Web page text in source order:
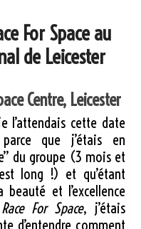
For Space au
de Leicester
Centre, Leicester
l’attendais cette date
que j’étais en
du groupe (3 mois et
long !) et qu’étant
beauté et l’excellence
For Space, j’étais
d’entendre comment